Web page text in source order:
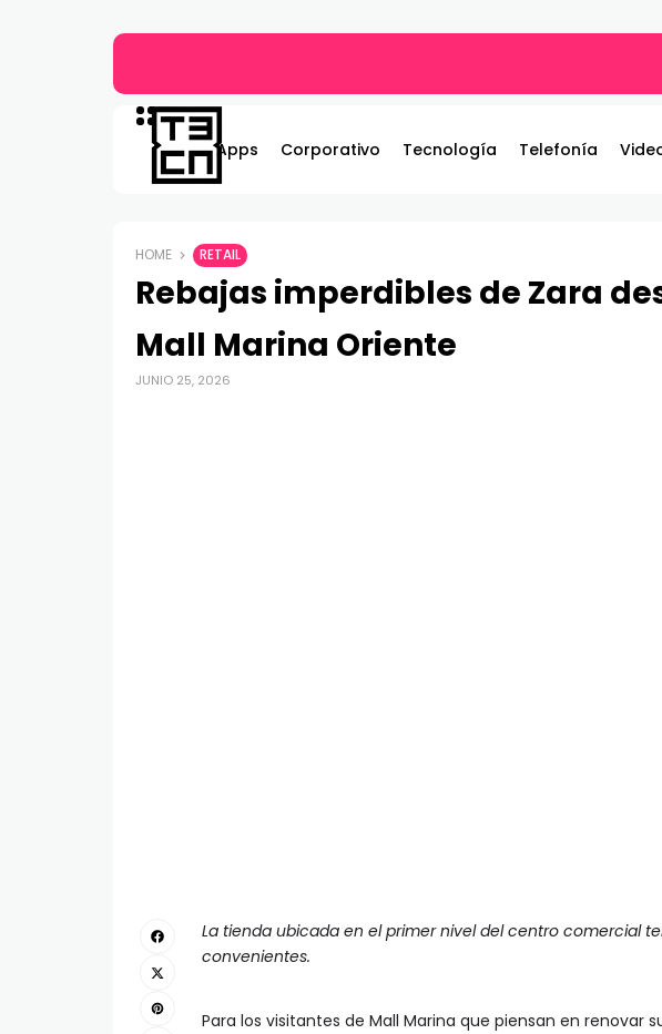
Apps Corporativo Tecnología Telefonía
HOME RETAIL
Rebajas imperdibles de Zara
Mall Marina Oriente
JUNIO 25, 2026
La tienda ubicada en el primer nivel del centro comercial
convenientes.
Para los visitantes de Mall Marina que piensan en renovar